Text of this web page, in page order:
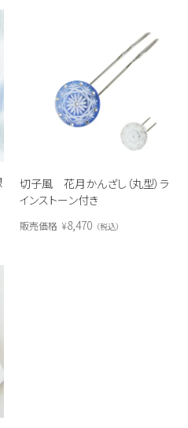
切子風 花月かんざし（丸型）ラ
インストーン付き
販売価格 ¥8,470 税込